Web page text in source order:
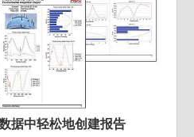
据中轻松地创建报告